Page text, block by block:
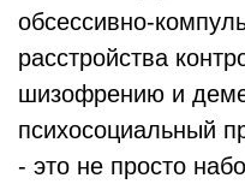
обсессивно-
расстройства
шизофрению и
психосоциальный
- это не просто